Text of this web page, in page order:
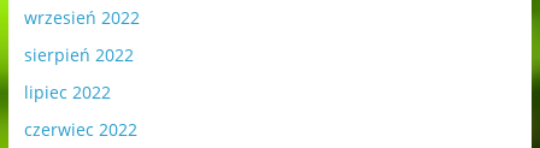
wrzesień 2022
sierpień 2022
lipiec 2022
czerwiec 2022